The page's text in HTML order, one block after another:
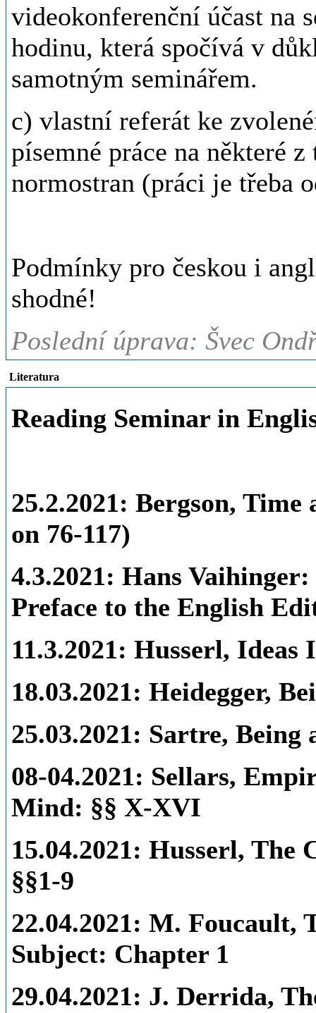
videokonferenční účast na
hodinu, která spočívá v
samotným seminářem.
c) vlastní referát ke
písemné práce na některé
normostran (práci je třeba
Podmínky pro českou i
shodné!
Poslední úprava: Švec
Literatura
Reading Seminar in
25.2.2021: Bergson,
on 76-117)
4.3.2021: Hans
Preface to the English
11.3.2021: Husserl, Ideas
18.03.2021: Heidegger,
25.03.2021: Sartre,
08-04.2021: Sellars,
Mind: §§ X-XVI
15.04.2021: Husserl, The
§§1-9
22.04.2021: M. Foucault,
Subject: Chapter 1
29.04.2021: J. Derrida,